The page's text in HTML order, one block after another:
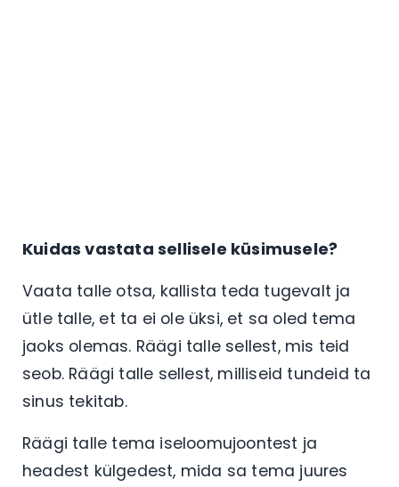
Kuidas vastata sellisele küsimusele?
Vaata talle otsa, kallista teda tugevalt ja
ütle talle, et ta ei ole üksi, et sa oled tema
jaoks olemas. Räägi talle sellest, mis teid
seob. Räägi talle sellest, milliseid tundeid ta
sinus tekitab.
Räägi talle tema iseloomujoontest ja
headest külgedest, mida sa tema juures